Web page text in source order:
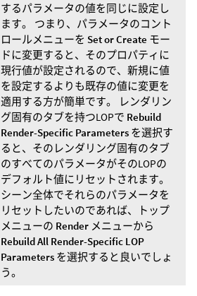
するパラメータの値を同じに設定し
ます。 つまり、パラメータのコント
ロールメニューを Set or Create モー
ドに変更すると、そのプロパティに
現行値が設定されるので、新規に値
を設定するよりも既存の値に変更を
適用する方が簡単です。 レンダリン
グ固有のタブを持つLOPで Rebuild
Render-Specific Parameters を選択す
ると、そのレンダリング固有のタブ
のすべてのパラメータがそのLOPの
デフォルト値にリセットされます。
シーン全体でそれらのパラメータを
リセットしたいのであれば、トップ
メニューの Render メニューから
Rebuild All Render-Specific LOP
Parameters を選択すると良いでしょ
う。